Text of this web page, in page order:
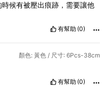
候有被壓出痕跡，需要讓他
有幫助 (0)
顏色: 黃色 / 尺寸: 6Pcs-38cm
有幫助 (0)